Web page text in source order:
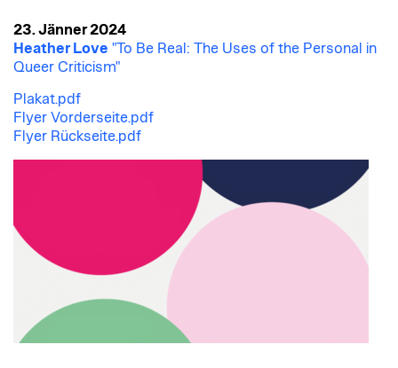
23. Jänner 2024
Heather Love "To Be Real: The Uses of the Personal in
Queer Criticism"
Plakat.pdf
Flyer Vorderseite.pdf
Flyer Rückseite.pdf